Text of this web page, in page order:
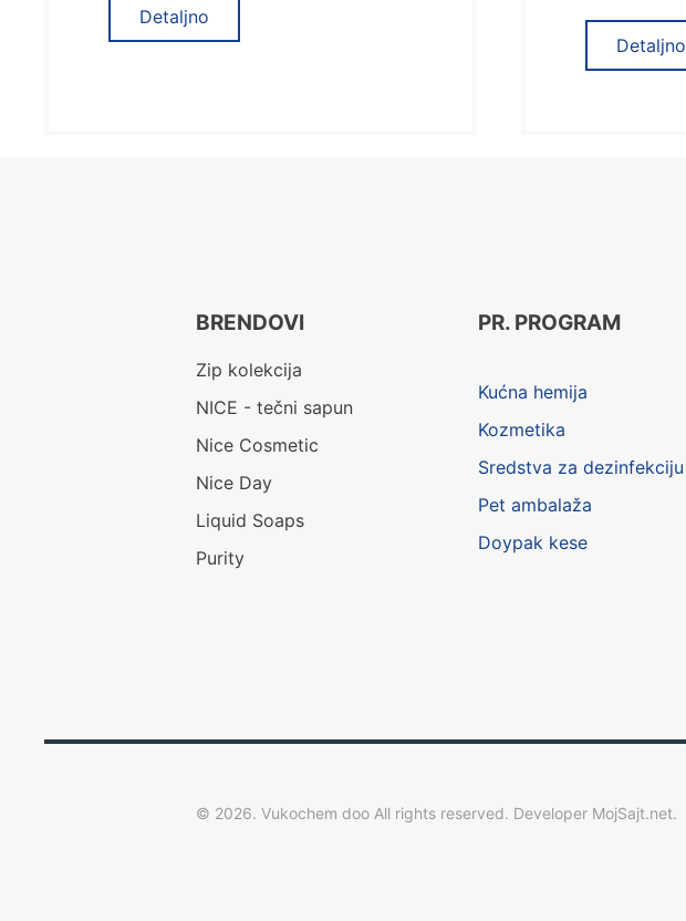
Detaljno
Detaljno
BRENDOVI
Zip kolekcija
NICE - tečni sapun
Nice Cosmetic
Nice Day
Liquid Soaps
Purity
PR. PROGRAM
Kućna hemija
Kozmetika
Sredstva za dezinfekciju
Pet ambalaža
Doypak kese
© 2026. Vukochem doo All rights reserved. Developer MojSajt.net.